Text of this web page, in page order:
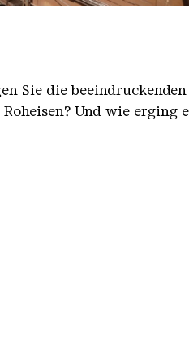
Sie die beeindruckenden
Und wie erging